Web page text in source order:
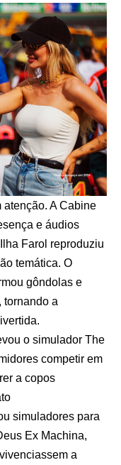
atenção. A Cabine
e áudios
Farol reproduziu
temática. O
gôndolas e
tornando a
o simulador The
competir em
a copos
simuladores para
Ex Machina,
a